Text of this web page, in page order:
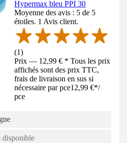
Hypermax bleu PPI 30
Moyenne des avis : 5 de 5
étoiles. 1 Avis client.
(1)
Prix — 12,99 € * Tous les prix
affichés sont des prix TTC,
frais de livraison en sus si
nécessaire par pce12,99 €*/
pce
disponible